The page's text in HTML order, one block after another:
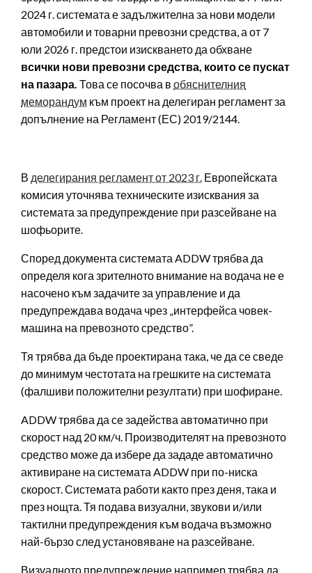
2024 г. системата е задължителна за нови модели
автомобили и товарни превозни средства, а от 7
юли 2026 г. предстои изискването да обхване
всички нови превозни средства, които се пускат
на пазара. Това се посочва в обяснителния
меморандум към проект на делегиран регламент за
допълнение на Регламент (ЕС) 2019/2144.
В делегирания регламент от 2023 г. Европейската
комисия уточнява техническите изисквания за
системата за предупреждение при разсейване на
шофьорите.
Според документа системата ADDW трябва да
определя кога зрителното внимание на водача не е
насочено към задачите за управление и да
предупреждава водача чрез „интерфейса човек-
машина на превозното средство”.
Тя трябва да бъде проектирана така, че да се сведе
до минимум честотата на грешките на системата
(фалшиви положителни резултати) при шофиране.
ADDW трябва да се задейства автоматично при
скорост над 20 км/ч. Производителят на превозното
средство може да избере да зададе автоматично
активиране на системата ADDW при по-ниска
скорост. Системата работи както през деня, така и
през нощта. Тя подава визуални, звукови и/или
тактилни предупреждения към водача възможно
най-бързо след установяване на разсейване.
Визуалното предупреждение например трябва да